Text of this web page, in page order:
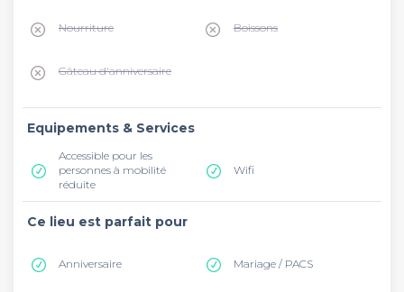
Nourriture Boissons
Gâteau d'anniversaire
Equipements & Services
Accessible pour les
personnes à mobilité
réduite
Wifi
Ce lieu est parfait pour
Anniversaire Mariage / PACS